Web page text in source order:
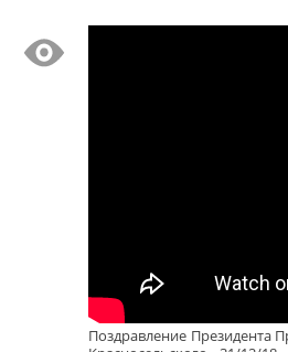
Поздравление Президента